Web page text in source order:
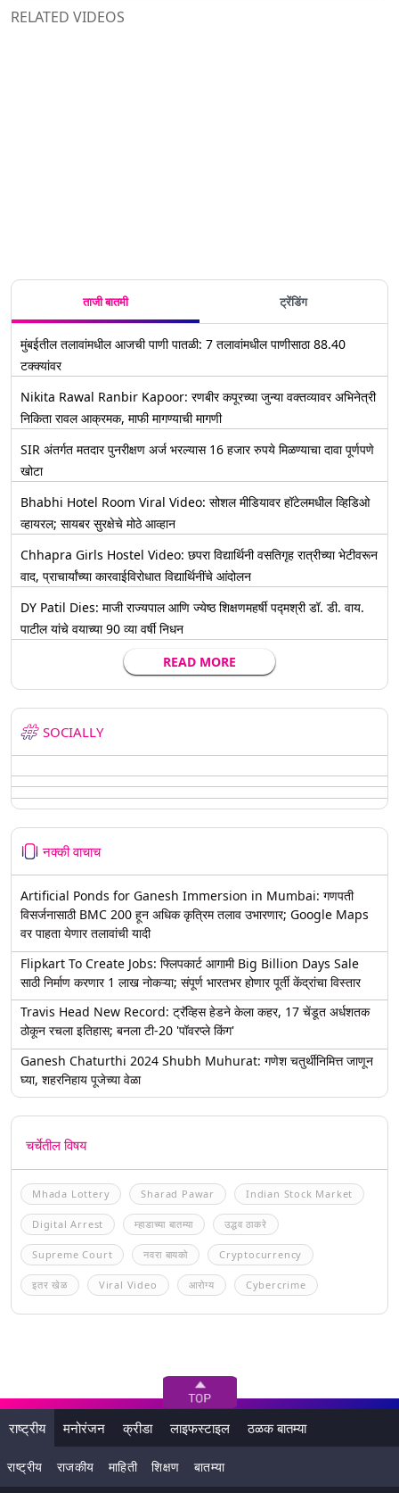
RELATED VIDEOS
ताजी बातमी ट्रेंडिंग
मुंबईतील तलावांमधील आजची पाणी पातळी: 7 तलावांमधील पाणीसाठा 88.40
टक्क्यांवर
Nikita Rawal Ranbir Kapoor: रणबीर कपूरच्या जुन्या वक्तव्यावर अभिनेत्री
निकिता रावल आक्रमक, माफी मागण्याची मागणी
SIR अंतर्गत मतदार पुनरीक्षण अर्ज भरल्यास 16 हजार रुपये मिळण्याचा दावा पूर्णपणे
खोटा
Bhabhi Hotel Room Viral Video: सोशल मीडियावर हॉटेलमधील व्हिडिओ
व्हायरल; सायबर सुरक्षेचे मोठे आव्हान
Chhapra Girls Hostel Video: छपरा विद्यार्थिनी वसतिगृह रात्रीच्या भेटीवरून
वाद, प्राचार्यांच्या कारवाईविरोधात विद्यार्थिनींचे आंदोलन
DY Patil Dies: माजी राज्यपाल आणि ज्येष्ठ शिक्षणमहर्षी पद्मश्री डॉ. डी. वाय.
पाटील यांचे वयाच्या 90 व्या वर्षी निधन
READ MORE
SOCIALLY
नक्की वाचाच
Artificial Ponds for Ganesh Immersion in Mumbai: गणपती
विसर्जनासाठी BMC 200 हून अधिक कृत्रिम तलाव उभारणार; Google Maps
वर पाहता येणार तलावांची यादी
Flipkart To Create Jobs: फ्लिपकार्ट आगामी Big Billion Days Sale
साठी निर्माण करणार 1 लाख नोकऱ्या; संपूर्ण भारतभर होणार पूर्ती केंद्रांचा विस्तार
Travis Head New Record: ट्रॅव्हिस हेडने केला कहर, 17 चेंडूत अर्धशतक
ठोकून रचला इतिहास; बनला टी-20 'पॉवरप्ले किंग'
Ganesh Chaturthi 2024 Shubh Muhurat: गणेश चतुर्थीनिमित्त जाणून
घ्या, शहरनिहाय पूजेच्या वेळा
चर्चेतील विषय
Mhada Lottery Sharad Pawar Indian Stock Market
Digital Arrest म्हाडाच्या बातम्या उद्धव ठाकरे
Supreme Court नवरा बायको Cryptocurrency
इतर खेळ Viral Video आरोग्य Cybercrime
राष्ट्रीय मनोरंजन क्रीडा लाइफस्टाइल ठळक बातम्या
राष्ट्रीय राजकीय माहिती शिक्षण बातम्या